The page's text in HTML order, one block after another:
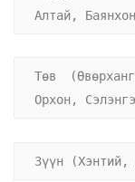
Алтай,
Төв
Орхон,
Зүүн (Хэнтий,